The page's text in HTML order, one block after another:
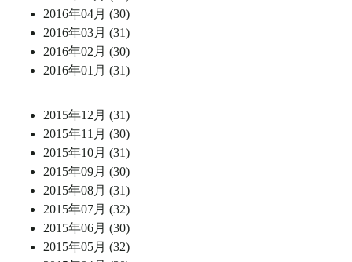
2016年04月 (30)
2016年03月 (31)
2016年02月 (30)
2016年01月 (31)
2015年12月 (31)
2015年11月 (30)
2015年10月 (31)
2015年09月 (30)
2015年08月 (31)
2015年07月 (32)
2015年06月 (30)
2015年05月 (32)